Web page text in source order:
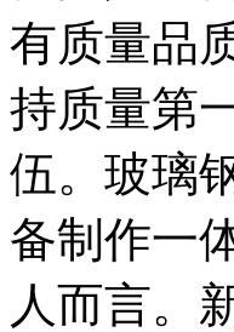
有质量品
持质量第
伍。玻璃
备制作一
人而言。